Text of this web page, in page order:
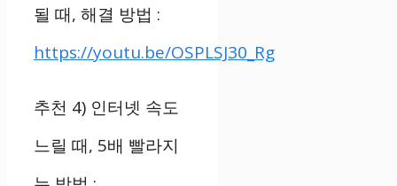
될 때, 해결 방법 :
https://youtu.be/OSPLSJ30_Rg
추천 4) 인터넷 속도
느릴 때, 5배 빨라지